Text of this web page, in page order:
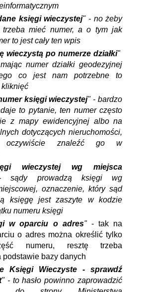
księgi wieczystej" - no żeby
trzeba mieć numer, a o tym jak
to jest cały ten wpis
wieczystą po numerze działki"
numer działki geodezyjnej
co jest nam potrzebne to
kliknięć
księgi wieczystej" - bardzo
to pytanie, ten numer często
z mapy ewidencyjnej albo na
dotyczących nieruchomości,
oczywiście znaleźć go w
wieczystej wg miejsca
prowadzą księgi wg
oznaczenie, który sąd
księgę jest zaszyte w kodzie
numeru księgi
w oparciu o adres"- tak na
o adres można określić tylko
numeru, resztę trzeba
podstawie bazy danych
Księgi Wieczyste - sprawdź
" - to hasło powinno zaprowadzić